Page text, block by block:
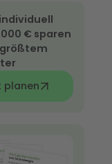
€ sparen
planen